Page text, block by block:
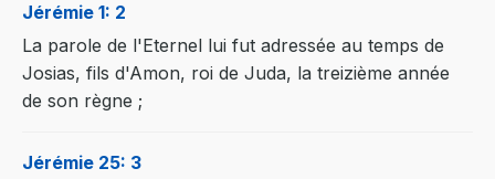
Jérémie 1: 2
La parole de l'Eternel lui fut adressée au temps de
Josias, fils d'Amon, roi de Juda, la treizième année
de son règne ;
Jérémie 25: 3